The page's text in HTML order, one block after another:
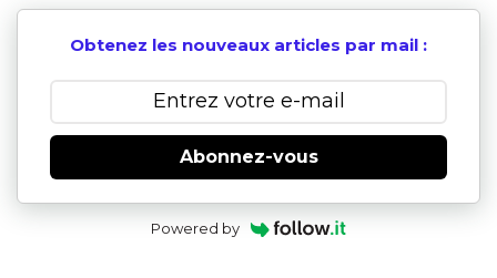
Obtenez les nouveaux articles par mail :
Abonnez-vous
Powered by